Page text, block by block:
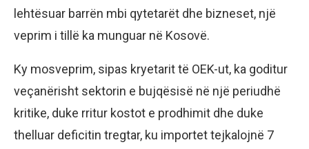
lehtësuar barrën mbi qytetarët dhe bizneset, një
veprim i tillë ka munguar në Kosovë.
Ky mosveprim, sipas kryetarit të OEK-ut, ka goditur
veçanërisht sektorin e bujqësisë në një periudhë
kritike, duke rritur kostot e prodhimit dhe duke
thelluar deficitin tregtar, ku importet tejkalojnë 7